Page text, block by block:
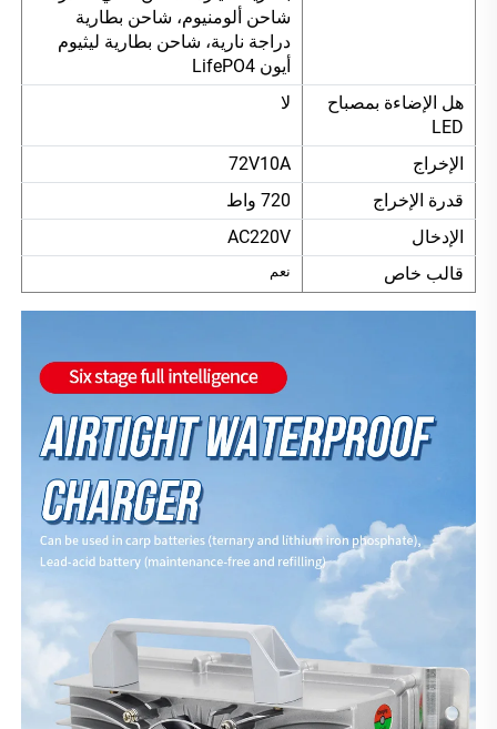
شاحن ألومنيوم، شاحن بطارية
دراجة نارية، شاحن بطارية ليثيوم
أيون LifePO4
هل الإضاءة بمصباح
LED
لا
الإخراج
72V10A
قدرة الإخراج
720 واط
الإدخال
AC220V
قالب خاص
نعم